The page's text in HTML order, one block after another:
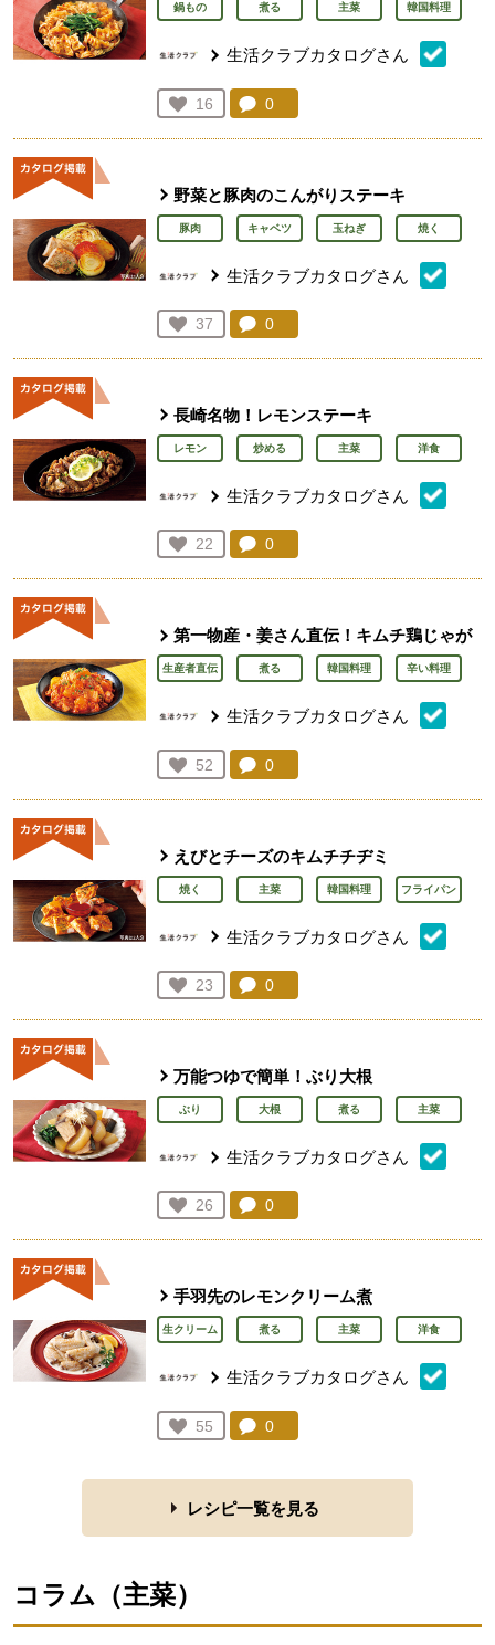
鍋もの 煮る 主菜 韓国料理
生活クラブカタログさん
お気に入り登録：
16
人が登録
コメント：
0
野菜と豚肉のこんがりステーキ
豚肉 キャベツ 玉ねぎ 焼く
生活クラブカタログさん
お気に入り登録：
37
人が登録
コメント：
0
長崎名物！レモンステーキ
レモン 炒める 主菜 洋食
生活クラブカタログさん
お気に入り登録：
22
人が登録
コメント：
0
第一物産・姜さん直伝！キムチ鶏じゃが
生産者直伝 煮る 韓国料理 辛い料理
生活クラブカタログさん
お気に入り登録：
52
人が登録
コメント：
0
えびとチーズのキムチチヂミ
焼く 主菜 韓国料理 フライパン
生活クラブカタログさん
お気に入り登録：
23
人が登録
コメント：
0
万能つゆで簡単！ぶり大根
ぶり 大根 煮る 主菜
生活クラブカタログさん
お気に入り登録：
26
人が登録
コメント：
0
手羽先のレモンクリーム煮
生クリーム 煮る 主菜 洋食
生活クラブカタログさん
お気に入り登録：
55
人が登録
コメント：
0
レシピ一覧を見る
コラム（主菜）